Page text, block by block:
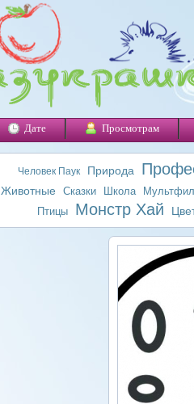
Дате Просмотрам
Человек Паук Природа
Животные Сказки Школа
Птицы Монстр Хай